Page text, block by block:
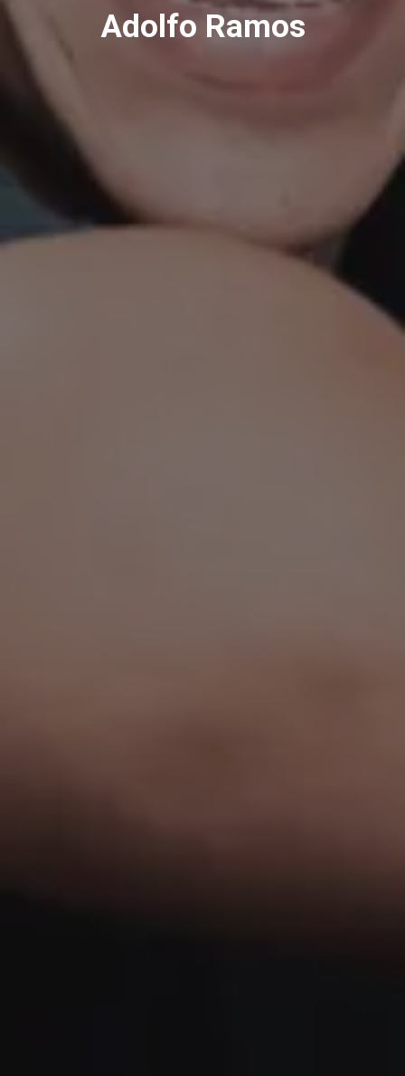
Adolfo Ramos